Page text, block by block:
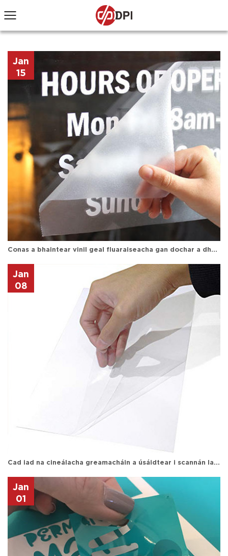
Jan
15
Conas a bhaintear vinil geal fluaraiseacha gan dochar a dhéanamh don dromchla?
Jan
08
Cad iad na cineálacha greamacháin a úsáidtear i scannán lannú fuar le haghaidh doiciméid agus póstaeir?
Jan
01